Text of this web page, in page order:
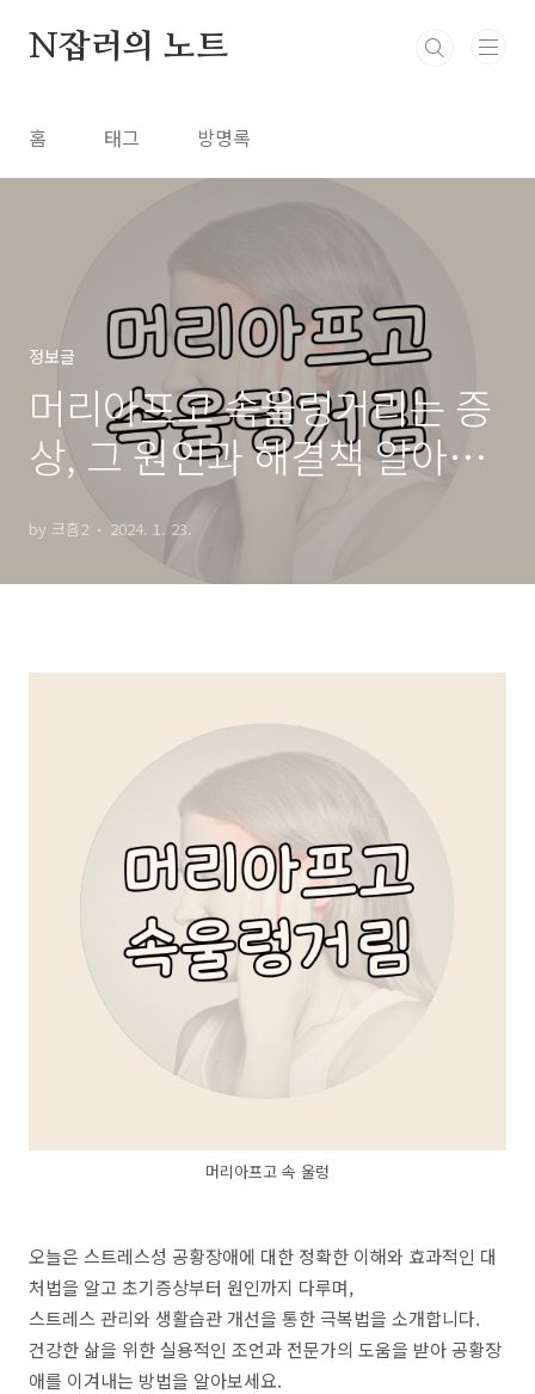
N잡러의 노트
홈 태그 방명록
정보글
머리아프고 속울렁거리는 증
상, 그 원인과 해결책 알아보
by 크흠2 2024. 1. 23.
머리아프고 속 울렁
오늘은 스트레스성 공황장애에 대한 정확한 이해와 효과적인 대
처법을 알고 초기증상부터 원인까지 다루며,
스트레스 관리와 생활습관 개선을 통한 극복법을 소개합니다.
건강한 삶을 위한 실용적인 조언과 전문가의 도움을 받아 공황장
애를 이겨내는 방법을 알아보세요.